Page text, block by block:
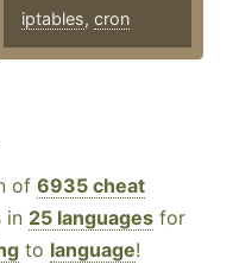
iptables,cron
of 6935 cheat
in 25 languages for
to language!